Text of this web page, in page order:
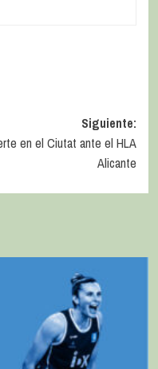
Siguiente:
en el Ciutat ante el HLA
Alicante